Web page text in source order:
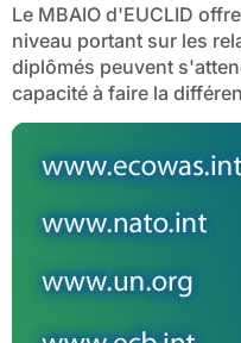
Le MBAIO d'EUCLID
niveau portant sur les
diplômés peuvent
capacité à faire la